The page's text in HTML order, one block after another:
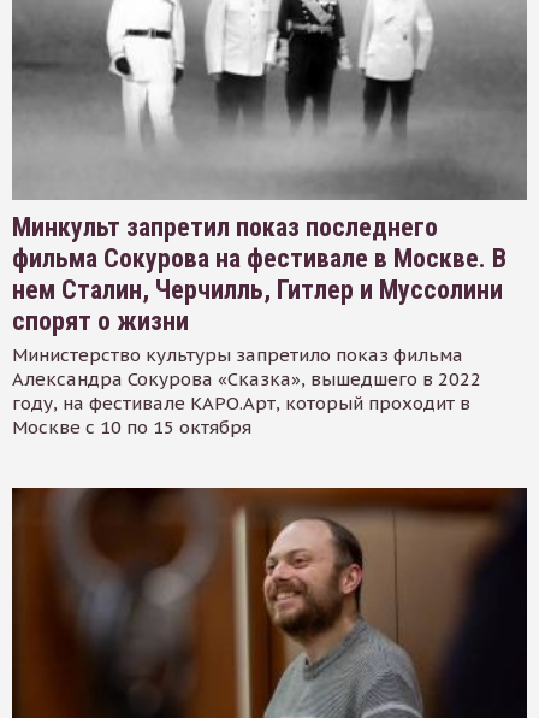
Минкульт запретил показ последнего
фильма Сокурова на фестивале в Москве. В
нем Сталин, Черчилль, Гитлер и Муссолини
спорят о жизни
Министерство культуры запретило показ фильма
Александра Сокурова «Сказка», вышедшего в 2022
году, на фестивале КАРО.Арт, который проходит в
Москве с 10 по 15 октября